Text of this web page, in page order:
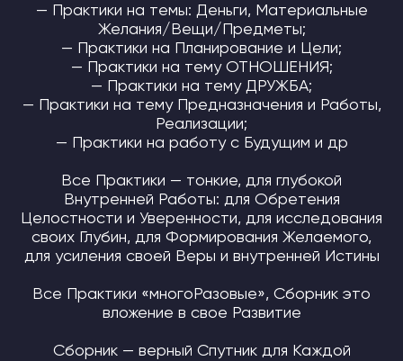
— Практики на темы: Деньги, Материальные
Желания/Вещи/Предметы;
— Практики на Планирование и Цели;
— Практики на тему ОТНОШЕНИЯ;
— Практики на тему ДРУЖБА;
— Практики на тему Предназначения и Работы,
Реализации;
— Практики на работу с Будущим и др
Все Практики — тонкие, для глубокой
Внутренней Работы: для Обретения
Целостности и Уверенности, для исследования
своих Глубин, для Формирования Желаемого,
для усиления своей Веры и внутренней Истины
Все Практики «многоРазовые», Сборник это
вложение в свое Развитие
Сборник — верный Спутник для Каждой